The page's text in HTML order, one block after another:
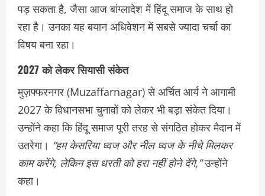
पड़ सकता है, जैसा आज बांग्लादेश में हिंदू समाज के साथ हो
रहा है। उनका यह बयान अधिवेशन में सबसे ज्यादा चर्चा का
विषय बना रहा।
2027 को लेकर सियासी संकेत
मुज़फ्फरनगर (Muzaffarnagar) से अर्चित आर्य ने आगामी
2027 के विधानसभा चुनावों को लेकर भी बड़ा संकेत दिया।
उन्होंने कहा कि हिंदू समाज पूरी तरह से संगठित होकर मैदान में
उतरेगा। “हम केसरिया ध्वज और नील ध्वज के नीचे मिलकर
काम करेंगे, लेकिन इस धरती को हरा नहीं होने देंगे,”उन्होंने
कहा।